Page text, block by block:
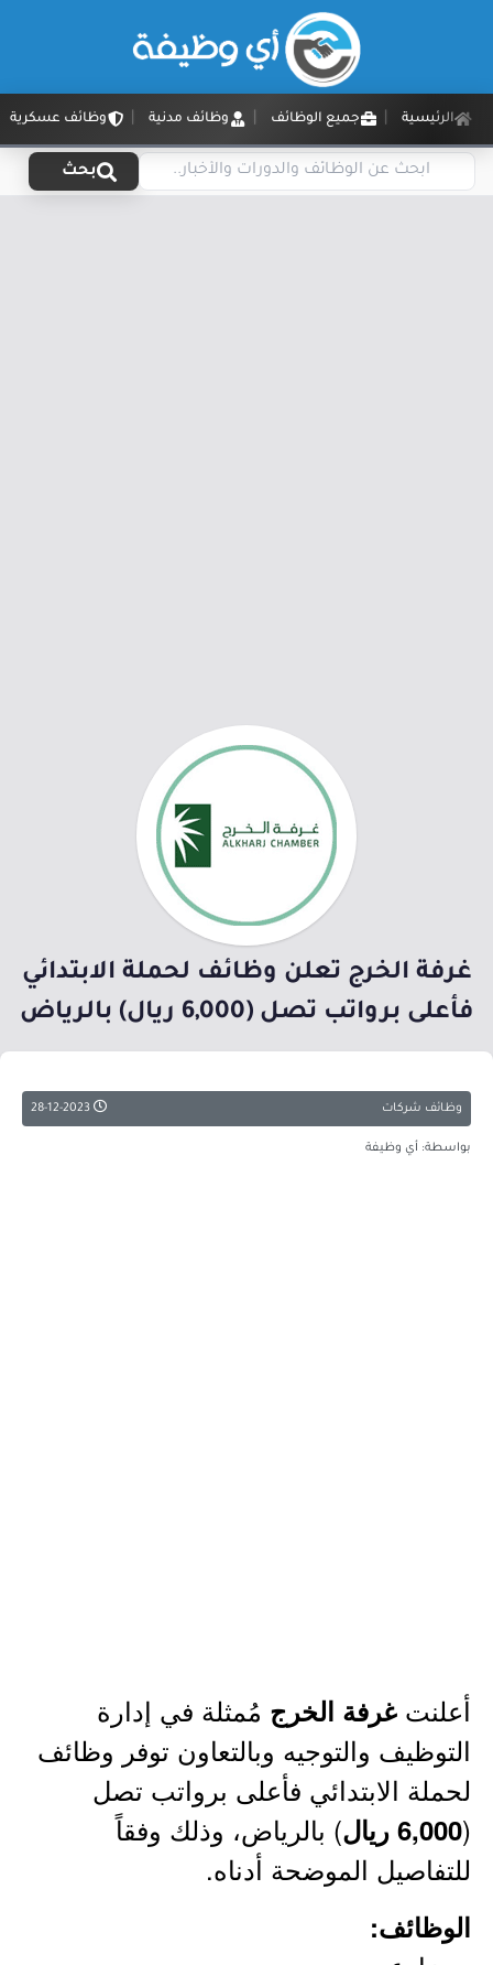
الرئيسية جميع الوظائف وظائف مدنية وظائف عسكرية
بحث
غرفة الخرج تعلن وظائف لحملة الابتدائي
فأعلى برواتب تصل (6,000 ريال) بالرياض
وظائف شركات
بواسطة: أي وظيفة
أعلنت غرفة الخرج مُمثلة في إدارة
التوظيف والتوجيه وبالتعاون توفر وظائف
لحملة الابتدائي فأعلى برواتب تصل
(6,000 ريال
) بالرياض، وذلك وفقاً
للتفاصيل الموضحة أدناه.
الوظائف: